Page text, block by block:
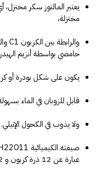
يعتبر المالتوز سكر مختزل،
مختزلة،
حامضي بواسطة أنزيم
يكون على شكل بودرة أو
قابل للزوبان في الماء
ولا يذوب في الكحول الإتيلي.
عبارة عن 12 ذرة كربون و 22 ذرة هيدروجين و 11 ذرة أكسجين